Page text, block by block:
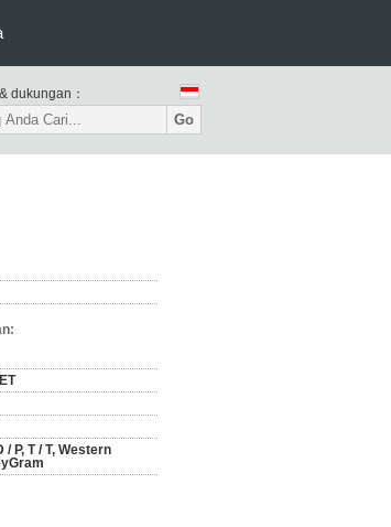
dukungan：
Go
/ P, T / T, Western